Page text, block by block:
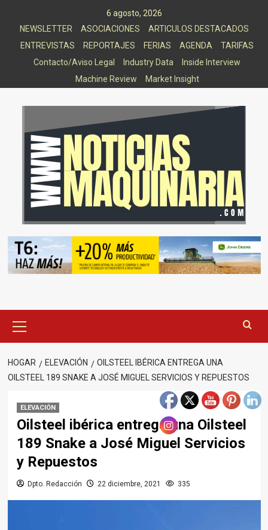
6 agosto, 2026
NEWSLETTER
ASOCIACIONES
ARTICULOS DESTACADOS
ENTREVISTAS
REPORTAJES FERIAS AGENDA
TARIFAS
Contacto/Aviso Legal
Industry Data
Inside Interview
Machine Review
Market Insight
principal
HOGAR ELEVACIÓN
OILSTEEL IBÉRICA ENTREGA UNA
OILSTEEL 189 SNAKE A JOSÉ MIGUEL SERVICIOS Y REPUESTOS
ELEVACIÓN
Oilsteel ibérica entrega una Oilsteel
189 Snake a José Miguel Servicios
y Repuestos
Dpto. Redacción 22 diciembre, 2021 335